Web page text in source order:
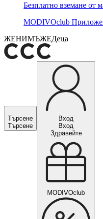
Безплатно вземане от
MODIVOclub
ЖЕНИМЪЖЕДеца
Търсене
Търсене
Вход
Вход
Здравейте
MODIVOclub